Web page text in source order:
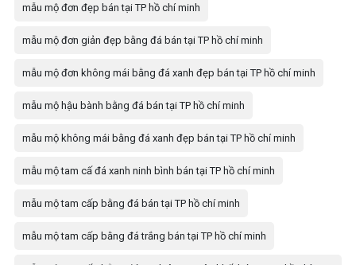
mẫu mộ đơn đẹp bán tại TP hồ chí minh
mẫu mộ đơn giản đẹp bằng đá bán tại TP hồ chí minh
mẫu mộ đơn không mái bằng đá xanh đẹp bán tại TP hồ chí minh
mẫu mộ hậu bành bằng đá bán tại TP hồ chí minh
mẫu mộ không mái bằng đá xanh đẹp bán tại TP hồ chí minh
mẫu mộ tam cấ đá xanh ninh bình bán tại TP hồ chí minh
mẫu mộ tam cấp bằng đá bán tại TP hồ chí minh
mẫu mộ tam cấp bằng đá trắng bán tại TP hồ chí minh